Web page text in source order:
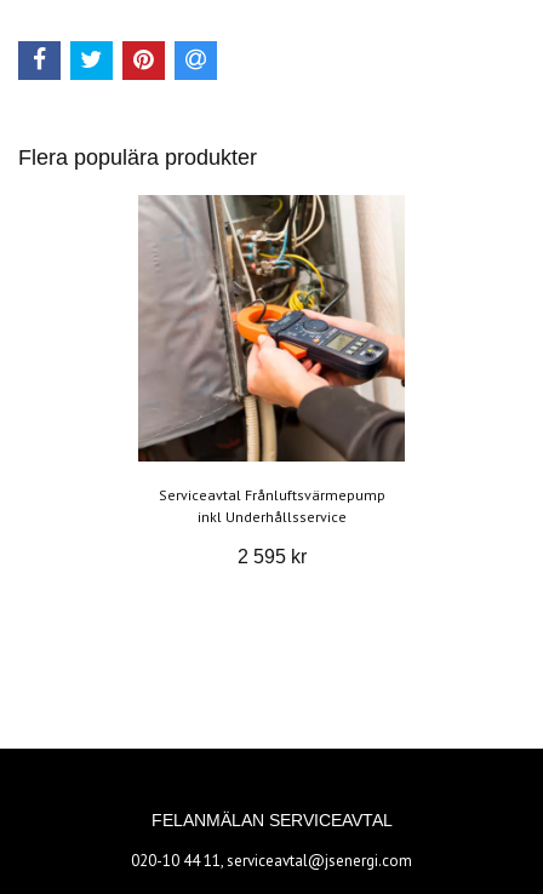
Flera populära produkter
Serviceavtal Frånluftsvärmepump
inkl Underhållsservice
2 595 kr
FELANMÄLAN SERVICEAVTAL
020-10 44 11,serviceavtal@jsenergi.com